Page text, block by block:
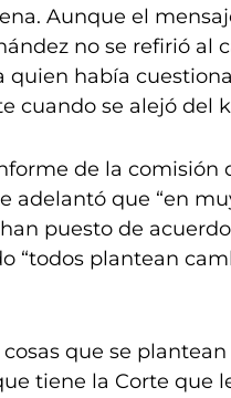
Aunque el
no se refirió al
quien había
cuando se alejó del
de la comisión
adelantó que “en
puesto de
“todos plantean
cosas que se plantean
tiene la Corte que